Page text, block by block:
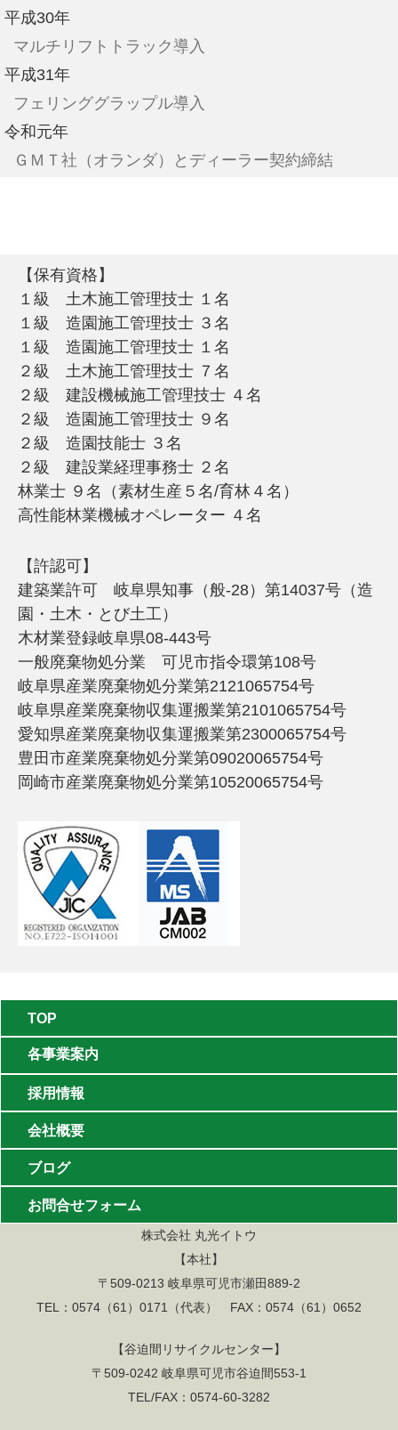
平成30年
マルチリフトトラック導入
平成31年
フェリンググラップル導入
令和元年
ＧＭＴ社（オランダ）とディーラー契約締結
【保有資格】
１級 土木施工管理技士 １名
１級 造園施工管理技士 ３名
１級 造園施工管理技士 １名
２級 土木施工管理技士 ７名
２級 建設機械施工管理技士 ４名
２級 造園施工管理技士 ９名
２級 造園技能士 ３名
２級 建設業経理事務士 ２名
林業士 ９名（素材生産５名/育林４名）
高性能林業機械オペレーター ４名
【許認可】
建築業許可 岐阜県知事（般-28）第14037号（造
園・土木・とび土工）
木材業登録岐阜県08-443号
一般廃棄物処分業 可児市指令環第108号
岐阜県産業廃棄物処分業第2121065754号
岐阜県産業廃棄物収集運搬業第2101065754号
愛知県産業廃棄物収集運搬業第2300065754号
豊田市産業廃棄物処分業第09020065754号
岡崎市産業廃棄物処分業第10520065754号
TOP
各事業案内
・林業
・特殊伐採
・造園
・バイオマスエネルギー
採用情報
会社概要
ブログ
お問合せフォーム
株式会社 丸光イトウ
【本社】
〒509-0213 岐阜県可児市瀬田889-2
TEL：0574（61）0171（代表） FAX：0574（61）0652
【谷迫間リサイクルセンター】
〒509-0242 岐阜県可児市谷迫間553-1
TEL/FAX：0574-60-3282